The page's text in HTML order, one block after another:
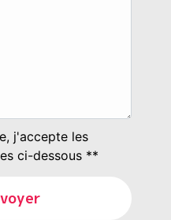
j'accepte les
ci-dessous **